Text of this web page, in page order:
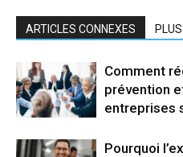
ARTICLES CONNEXES
Comment
prévention
entreprises
Pourquoi